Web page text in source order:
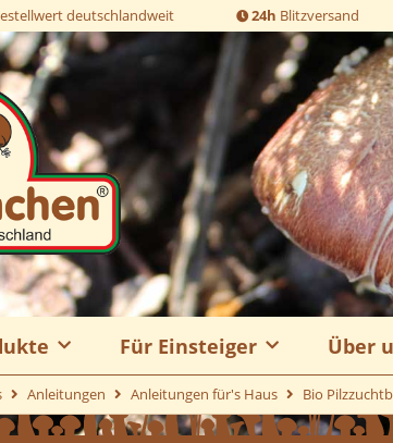
deutschlandweit 24h Blitzversand
Für Einsteiger Über
Anleitungen Anleitungen für's Haus Bio